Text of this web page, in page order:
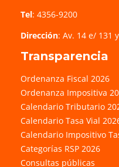
Tel: 4356-9200
Dirección: Av. 14 e/ 131
Transparencia
Ordenanza Fiscal 2026
Ordenanza Impositiva
Calendario Tributario
Calendario Tasa Vial
Calendario Impositivo
Categorías RSP 2026
Consultas públicas